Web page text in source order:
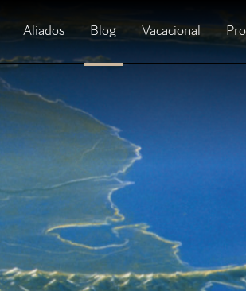
Aliados Blog Vacacional